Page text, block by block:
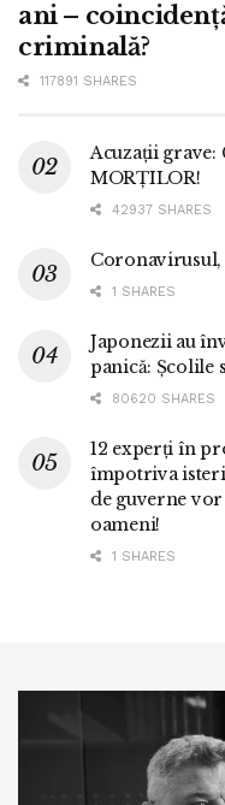
ani –
criminală?
117891 SHARES
Acuzații
MORȚILOR!
42937 SHARES
Coronavirusul,
1 SHARES
Japonezii au
panică: Școlile
80620 SHARES
12 experți în
împotriva
de guverne
oameni!
1 SHARES